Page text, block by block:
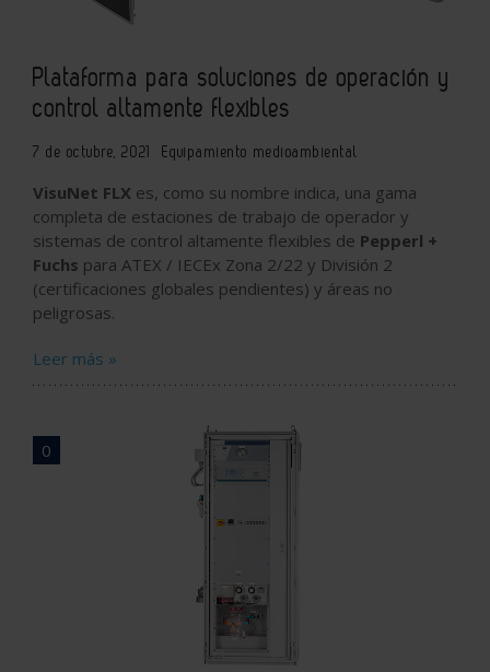
Plataforma para soluciones de operación y
control altamente flexibles
7 de octubre, 2021 Equipamiento medioambiental
VisuNet FLX es, como su nombre indica, una gama
completa de estaciones de trabajo de operador y
sistemas de control altamente flexibles de Pepperl +
Fuchs para ATEX / IECEx Zona 2/22 y División 2
(certificaciones globales pendientes) y áreas no
peligrosas.
Leer más »
0